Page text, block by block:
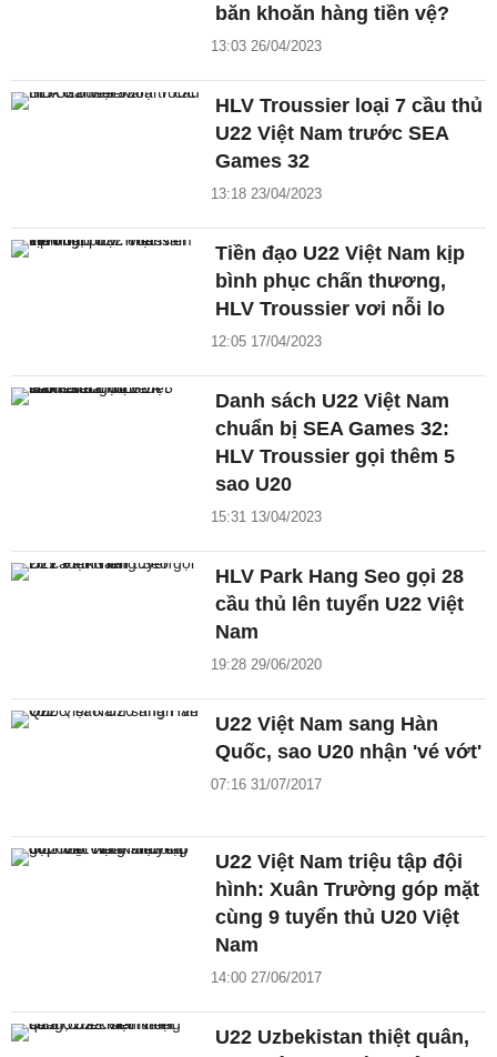
băn khoăn hàng tiền vệ?
13:03 26/04/2023
HLV Troussier loại 7 cầu thủ
U22 Việt Nam trước SEA
Games 32
13:18 23/04/2023
Tiền đạo U22 Việt Nam kịp
bình phục chấn thương,
HLV Troussier vơi nỗi lo
12:05 17/04/2023
Danh sách U22 Việt Nam
chuẩn bị SEA Games 32:
HLV Troussier gọi thêm 5
sao U20
15:31 13/04/2023
HLV Park Hang Seo gọi 28
cầu thủ lên tuyển U22 Việt
Nam
19:28 29/06/2020
U22 Việt Nam sang Hàn
Quốc, sao U20 nhận 'vé vớt'
07:16 31/07/2017
U22 Việt Nam triệu tập đội
hình: Xuân Trường góp mặt
cùng 9 tuyển thủ U20 Việt
Nam
14:00 27/06/2017
U22 Uzbekistan thiệt quân,